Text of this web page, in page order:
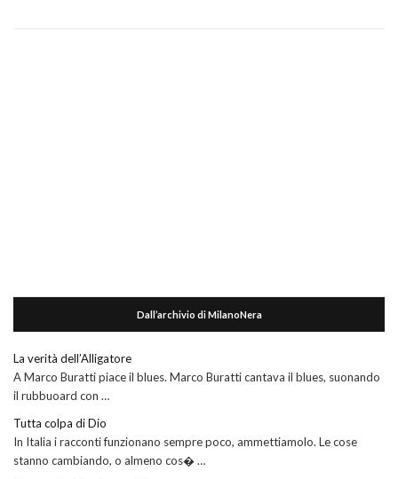
Dall’archivio di MilanoNera
La verità dell’Alligatore
A Marco Buratti piace il blues. Marco Buratti cantava il blues, suonando
il rubbuoard con …
Tutta colpa di Dio
In Italia i racconti funzionano sempre poco, ammettiamolo. Le cose
stanno cambiando, o almeno cos� …